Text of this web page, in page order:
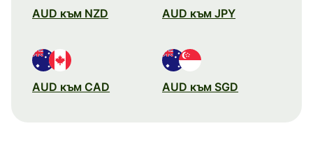
AUD към NZD AUD към JPY
AUD към CAD AUD към SGD